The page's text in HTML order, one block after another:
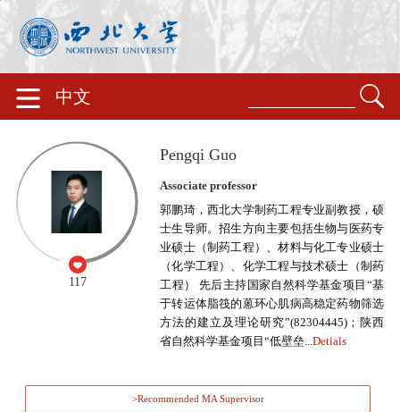
中文
117
Pengqi Guo
Associate professor
郭鹏琦，西北大学制药工程专业副教授，硕
士生导师。招生方向主要包括生物与医药专
业硕士（制药工程）、材料与化工专业硕士
（化学工程）、化学工程与技术硕士（制药
工程） 先后主持国家自然科学基金项目“基
于转运体脂筏的蒽环心肌病高稳定药物筛选
方法的建立及理论研究”(82304445)；陕西
省自然科学基金项目“低壁垒...Detials
>Recommended MA Supervisor